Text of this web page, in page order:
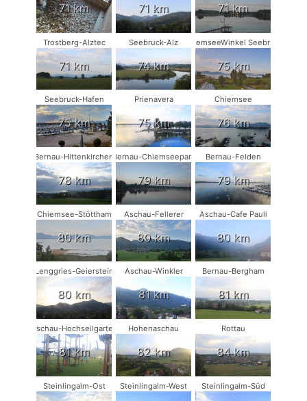
71 km 71 km 71 km
Trostberg-Alztec
71 km
Seebruck-Alz
74 km
ChiemseeWinkel Seebruck
75 km
Seebruck-Hafen
75 km
Prienavera
75 km
Chiemsee
76 km
Bernau-Hittenkirchen
78 km
Bernau-Chiemseepark
79 km
Bernau-Felden
79 km
Chiemsee-Stöttham
80 km
Aschau-Fellerer
80 km
Aschau-Cafe Pauli
80 km
Lenggries-Geierstein
80 km
Aschau-Winkler
81 km
Bernau-Bergham
81 km
Aschau-Hochseilgarten
81 km
Hohenaschau
82 km
Rottau
84 km
Steinlingalm-Ost Steinlingalm-West Steinlingalm-Süd